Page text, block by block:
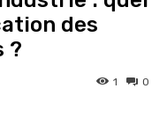
des
?
0
1